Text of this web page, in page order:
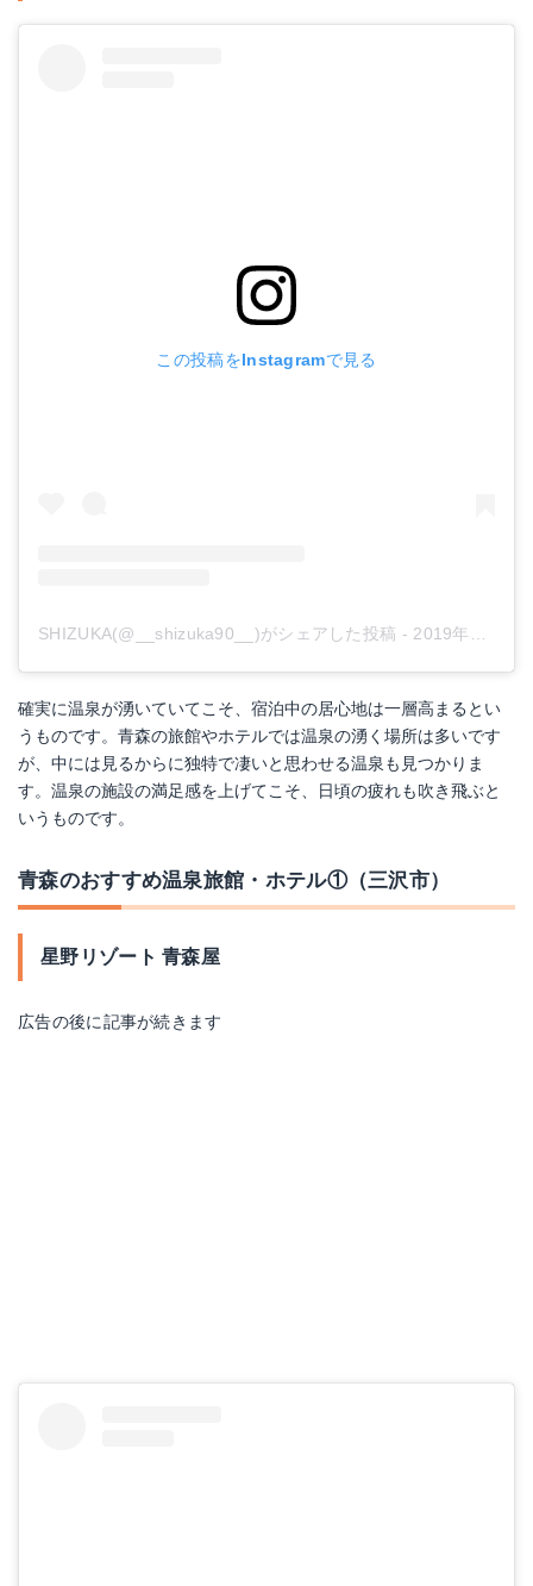
この投稿をInstagramで見る
SHIZUKA(@__shizuka90__)がシェアした投稿 - 2019年10月月13日午後8時15分PDT
確実に温泉が湧いていてこそ、宿泊中の居心地は一層高まるとい
うものです。青森の旅館やホテルでは温泉の湧く場所は多いです
が、中には見るからに独特で凄いと思わせる温泉も見つかりま
す。温泉の施設の満足感を上げてこそ、日頃の疲れも吹き飛ぶと
いうものです。
青森のおすすめ温泉旅館・ホテル①（三沢市）
星野リゾート 青森屋
広告の後に記事が続きます